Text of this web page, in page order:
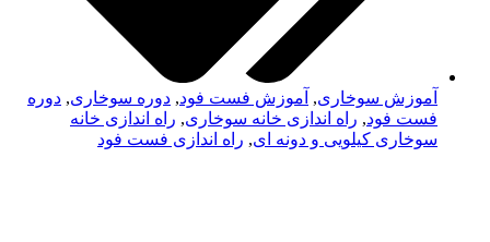
آموزش سوخاری, آموزش فست فود, دوره سوخاری, دوره
فست فود, راه اندازی خانه سوخاری, راه اندازی خانه
سوخاری کیلویی و دونه ای, راه اندازی فست فود